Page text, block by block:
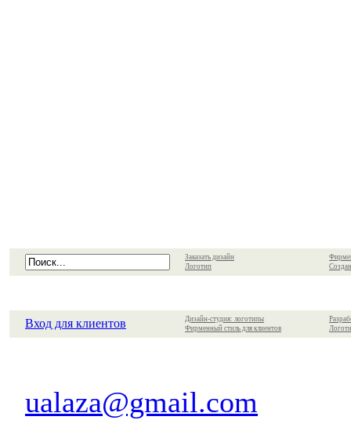
Заказать дизайн
Логотип
Вход для клиентов
Дизайн-студия: логотипы
Фирменный стиль для клиентов
ualaza@gmail.com